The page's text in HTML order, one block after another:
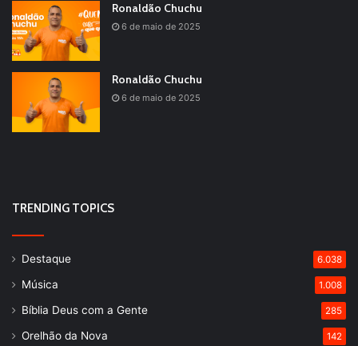
Ronaldão Chuchu
6 de maio de 2025
Ronaldão Chuchu
6 de maio de 2025
TRENDING TOPICS
Destaque 6.038
Música 1.008
Bíblia Deus com a Gente 285
Orelhão da Nova 142